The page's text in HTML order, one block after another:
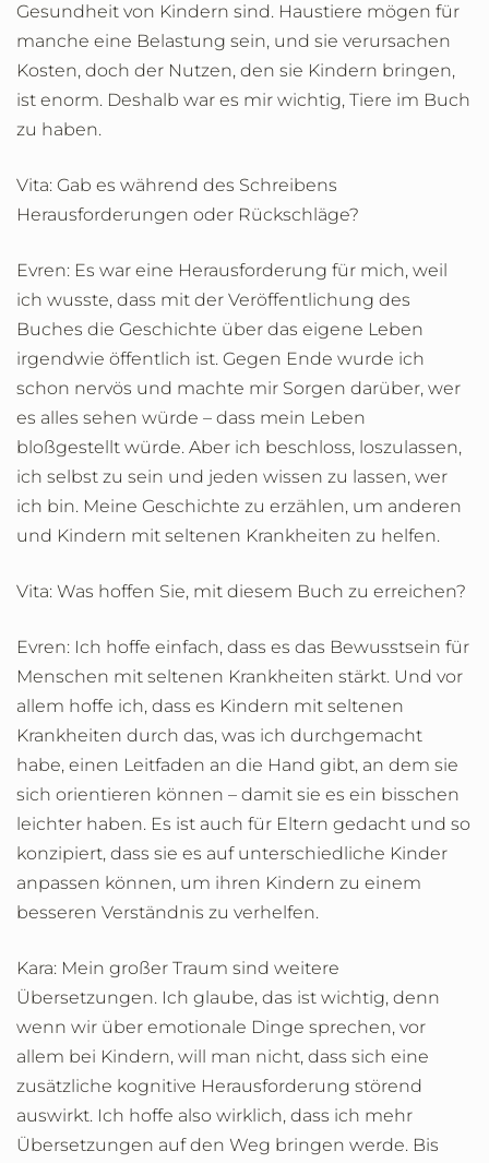
Gesundheit von Kindern sind. Haustiere mögen für
manche eine Belastung sein, und sie verursachen
Kosten, doch der Nutzen, den sie Kindern bringen,
ist enorm. Deshalb war es mir wichtig, Tiere im Buch
zu haben.
Vita: Gab es während des Schreibens
Herausforderungen oder Rückschläge?
Evren: Es war eine Herausforderung für mich, weil
ich wusste, dass mit der Veröffentlichung des
Buches die Geschichte über das eigene Leben
irgendwie öffentlich ist. Gegen Ende wurde ich
schon nervös und machte mir Sorgen darüber, wer
es alles sehen würde – dass mein Leben
bloßgestellt würde. Aber ich beschloss, loszulassen,
ich selbst zu sein und jeden wissen zu lassen, wer
ich bin. Meine Geschichte zu erzählen, um anderen
und Kindern mit seltenen Krankheiten zu helfen.
Vita: Was hoffen Sie, mit diesem Buch zu erreichen?
Evren: Ich hoffe einfach, dass es das Bewusstsein für
Menschen mit seltenen Krankheiten stärkt. Und vor
allem hoffe ich, dass es Kindern mit seltenen
Krankheiten durch das, was ich durchgemacht
habe, einen Leitfaden an die Hand gibt, an dem sie
sich orientieren können – damit sie es ein bisschen
leichter haben. Es ist auch für Eltern gedacht und so
konzipiert, dass sie es auf unterschiedliche Kinder
anpassen können, um ihren Kindern zu einem
besseren Verständnis zu verhelfen.
Kara: Mein großer Traum sind weitere
Übersetzungen. Ich glaube, das ist wichtig, denn
wenn wir über emotionale Dinge sprechen, vor
allem bei Kindern, will man nicht, dass sich eine
zusätzliche kognitive Herausforderung störend
auswirkt. Ich hoffe also wirklich, dass ich mehr
Übersetzungen auf den Weg bringen werde. Bis